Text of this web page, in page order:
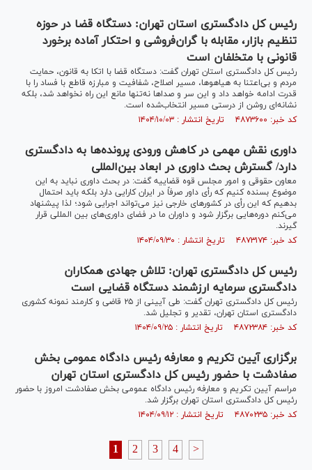
رئیس کل دادگستری استان تهران: دستگاه قضا در حوزه
تنظیم بازار، مقابله با گران‌فروشی و احتکار آماده برخورد
قانونی با متخلفان است
رئیس کل دادگستری استان تهران گفت: دستگاه قضا با اتکا به قانون، حمایت
مردم و بی‌اعتنا به هیاهوها، مسیر اصلاح، شفافیت و مبارزه قاطع با فساد را با
قدرت ادامه خواهد داد و این سر و صدا‌ها نه‌تنها مانع این راه نخواهد شد، بلکه
نشانه‌ای روشن از درستی مسیر انتخاب‌شده است.
کد خبر: ۴۸۷۳۶۰۰ تاریخ انتشار : ۱۴۰۴/۱۰/۰۳
داوری نقش مهمی در کاهش ورودی پرونده‌ها به دادگستری
دارد/ گسترش بحث داوری در ابعاد بین‌المللی
معاون حقوقی و امور مجلس قوه قضاییه گفت: در بحث داوری نباید به این
موضوع بسنده کنیم که رأی داور صرفاً در ایران کارایی دارد بلکه باید احتمال
بدهیم که این رأی در کشور‌های خارجی نیز می‌تواند اجرایی شود؛ لذا پیشنهاد
می‌کنم دوره‌هایی برگزار شود و داوران ما در فضای داوری‌های بین المللی قرار
گیرند.
کد خبر: ۴۸۷۳۱۷۴ تاریخ انتشار : ۱۴۰۴/۰۹/۳۰
رئیس کل دادگستری تهران: تلاش جهادی همکاران
دادگستری سرمایه ارزشمند دستگاه قضایی است
رئیس کل دادگستری تهران گفت: طی آیینی از ۲۵ قاضی و کارمند نمونه کشوری
دادگستری استان تهران، تقدیر و تجلیل شد.
کد خبر: ۴۸۷۲۳۸۴ تاریخ انتشار : ۱۴۰۴/۰۹/۲۵
برگزاری آیین تکریم و معارفه رئیس دادگاه عمومی بخش
صفادشت با حضور رئیس کل دادگستری استان تهران
مراسم آیین تکریم و معارفه رئیس دادگاه عمومی بخش صفادشت امروز با حضور
رئیس کل دادگستری استان تهران برگزار شد.
کد خبر: ۴۸۷۰۲۳۵ تاریخ انتشار : ۱۴۰۴/۰۹/۱۲
1 2 3 4 >